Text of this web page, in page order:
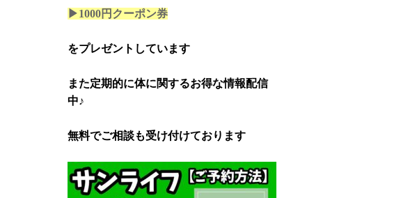
▶1000円クーポン券
をプレゼントしています
また定期的に体に関するお得な情報配信
中♪
無料でご相談も受け付けております